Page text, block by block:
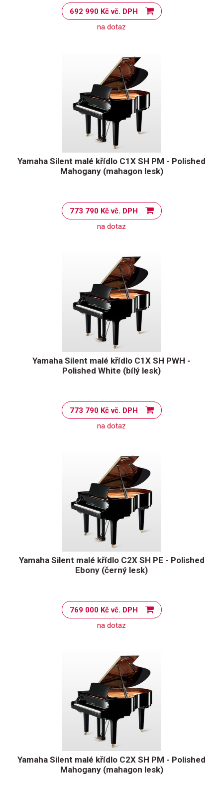
692 990 Kč vč. DPH
na dotaz
Yamaha Silent malé křídlo C1X SH PM - Polished
Mahogany (mahagon lesk)
773 790 Kč vč. DPH
na dotaz
Yamaha Silent malé křídlo C1X SH PWH -
Polished White (bílý lesk)
773 790 Kč vč. DPH
na dotaz
Yamaha Silent malé křídlo C2X SH PE - Polished
Ebony (černý lesk)
769 000 Kč vč. DPH
na dotaz
Yamaha Silent malé křídlo C2X SH PM - Polished
Mahogany (mahagon lesk)